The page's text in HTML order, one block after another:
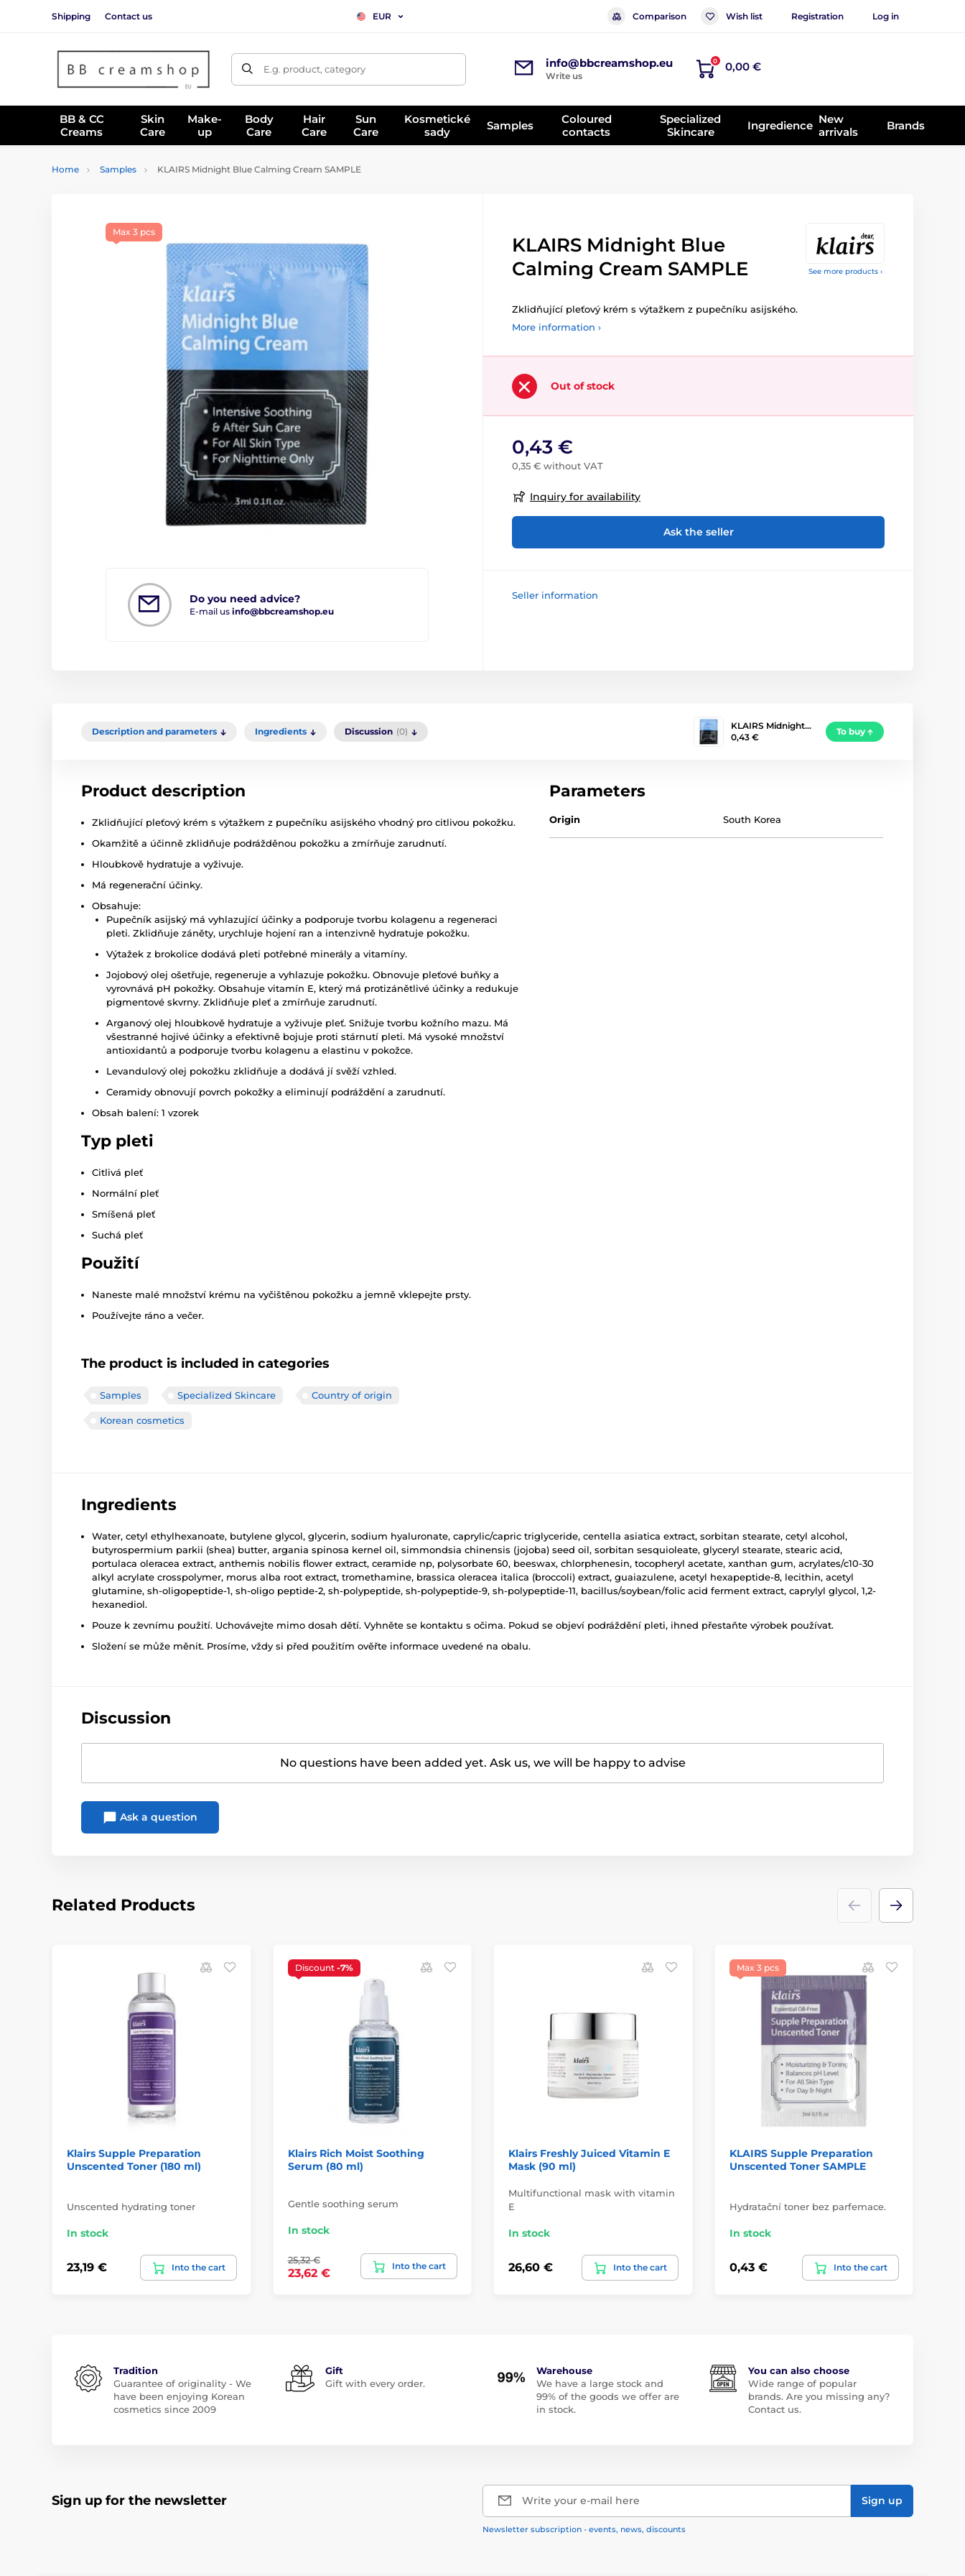
Shipping Contact us EUR Comparison Wish list Registration Log in
E.g. product, category info@bbcreamshop.eu
Write us
0 0,00 €
BB & CC
Creams
Skin
Care
Make-
up
Body
Care
Hair
Care
Sun
Care
Kosmetické
sady
Samples
Coloured
contacts
Specialized
Skincare
Ingredience New
arrivals
Brands
Home Samples KLAIRS Midnight Blue Calming Cream SAMPLE
See more products ›
Do you need advice?
E-mail us info@bbcreamshop.eu
Max 3 pcs
KLAIRS Midnight Blue
Calming Cream SAMPLE
Zklidňující pleťový krém s výtažkem z pupečníku asijského.
More information ›
Out of stock
0,43 €
0,35 € without VAT
Inquiry for availability
Ask the seller
Seller information
Description and parameters Ingredients Discussion (0)
KLAIRS Midnight…
0,43 €
To buy
Product description
Zklidňující pleťový krém s výtažkem z pupečníku asijského vhodný pro citlivou pokožku.
Okamžitě a účinně zklidňuje podrážděnou pokožku a zmírňuje zarudnutí.
Hloubkově hydratuje a vyživuje.
Má regenerační účinky.
Obsahuje:
Pupečník asijský má vyhlazující účinky a podporuje tvorbu kolagenu a regeneraci
pleti. Zklidňuje záněty, urychluje hojení ran a intenzivně hydratuje pokožku.
Výtažek z brokolice dodává pleti potřebné minerály a vitamíny.
Jojobový olej ošetřuje, regeneruje a vyhlazuje pokožku. Obnovuje pleťové buňky a
vyrovnává pH pokožky. Obsahuje vitamín E, který má protizánětlivé účinky a redukuje
pigmentové skvrny. Zklidňuje pleť a zmírňuje zarudnutí.
Arganový olej hloubkově hydratuje a vyživuje pleť. Snižuje tvorbu kožního mazu. Má
všestranné hojivé účinky a efektivně bojuje proti stárnutí pleti. Má vysoké množství
antioxidantů a podporuje tvorbu kolagenu a elastinu v pokožce.
Levandulový olej pokožku zklidňuje a dodává jí svěží vzhled.
Ceramidy obnovují povrch pokožky a eliminují podráždění a zarudnutí.
Obsah balení: 1 vzorek
Typ pleti
Citlivá pleť
Normální pleť
Smíšená pleť
Suchá pleť
Použití
Naneste malé množství krému na vyčištěnou pokožku a jemně vklepejte prsty.
Používejte ráno a večer.
The product is included in categories
Samples Specialized Skincare Country of origin
Korean cosmetics
Parameters
Origin South Korea
Ingredients
Water, cetyl ethylhexanoate, butylene glycol, glycerin, sodium hyaluronate, caprylic/capric triglyceride, centella asiatica extract, sorbitan stearate, cetyl alcohol,
butyrospermium parkii (shea) butter, argania spinosa kernel oil, simmondsia chinensis (jojoba) seed oil, sorbitan sesquioleate, glyceryl stearate, stearic acid,
portulaca oleracea extract, anthemis nobilis flower extract, ceramide np, polysorbate 60, beeswax, chlorphenesin, tocopheryl acetate, xanthan gum, acrylates/c10-30
alkyl acrylate crosspolymer, morus alba root extract, tromethamine, brassica oleracea italica (broccoli) extract, guaiazulene, acetyl hexapeptide-8, lecithin, acetyl
glutamine, sh-oligopeptide-1, sh-oligo peptide-2, sh-polypeptide, sh-polypeptide-9, sh-polypeptide-11, bacillus/soybean/folic acid ferment extract, caprylyl glycol, 1,2-
hexanediol.
Pouze k zevnímu použití. Uchovávejte mimo dosah dětí. Vyhněte se kontaktu s očima. Pokud se objeví podráždění pleti, ihned přestaňte výrobek používat.
Složení se může měnit. Prosíme, vždy si před použitím ověřte informace uvedené na obalu.
Discussion
No questions have been added yet. Ask us, we will be happy to advise
Ask a question
Related Products
Klairs Supple Preparation
Unscented Toner (180 ml)
Unscented hydrating toner
In stock
23,19 € Into the cart
Discount -7%
Klairs Rich Moist Soothing
Serum (80 ml)
Gentle soothing serum
In stock
25,32 €
23,62 €
Into the cart
Klairs Freshly Juiced Vitamin E
Mask (90 ml)
Multifunctional mask with vitamin
E
In stock
26,60 € Into the cart
Max 3 pcs
KLAIRS Supple Preparation
Unscented Toner SAMPLE
Hydratační toner bez parfemace.
In stock
0,43 € Into the cart
Tradition
Guarantee of originality - We
have been enjoying Korean
cosmetics since 2009
Gift
Gift with every order.
Warehouse
We have a large stock and
99% of the goods we offer are
in stock.
You can also choose
Wide range of popular
brands. Are you missing any?
Contact us.
Sign up for the newsletter Write your e-mail here Sign up
Newsletter subscription - events, news, discounts